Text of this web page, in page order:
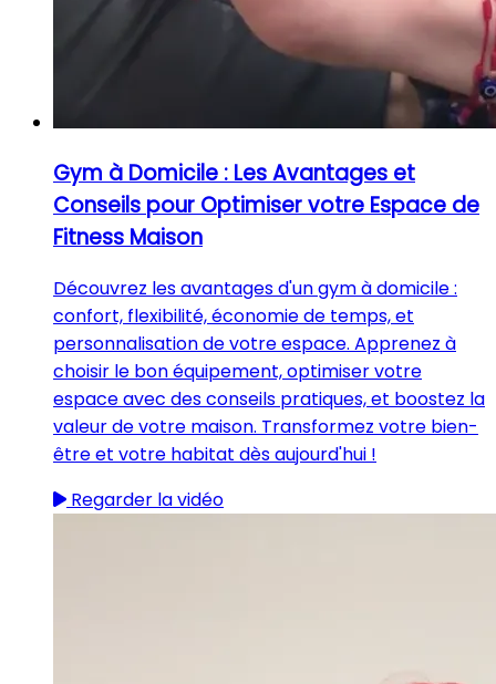
Gym à Domicile : Les Avantages et
Conseils pour Optimiser votre Espace de
Fitness Maison
Découvrez les avantages d'un gym à domicile :
confort, flexibilité, économie de temps, et
personnalisation de votre espace. Apprenez à
choisir le bon équipement, optimiser votre
espace avec des conseils pratiques, et boostez la
valeur de votre maison. Transformez votre bien-
être et votre habitat dès aujourd'hui !
Regarder la vidéo